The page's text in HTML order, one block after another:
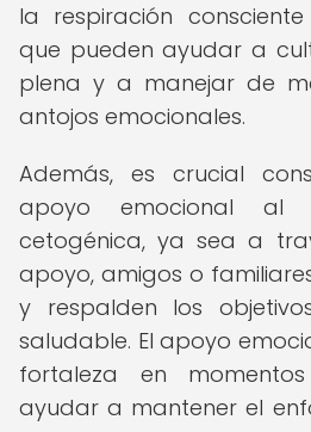
la respiración
que pueden ayudar a
plena y a manejar de
antojos emocionales.
Además, es crucial
apoyo emocional al
cetogénica, ya sea a
apoyo, amigos o
y respalden los
saludable. El apoyo
fortaleza en
ayudar a mantener el